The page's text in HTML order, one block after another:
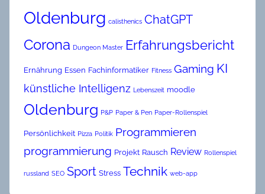
Oldenburg calisthenics ChatGPT
Corona Dungeon Master Erfahrungsbericht
Ernährung Essen Fachinformatiker Fitness Gaming KI
künstliche Intelligenz Lebenszeit moodle
Oldenburg P&P Paper & Pen Paper-Rollenspiel
Persönlichkeit Pizza Politik Programmieren
programmierung Projekt Rausch Review Rollenspiel
russland SEO Sport Stress Technik web-app